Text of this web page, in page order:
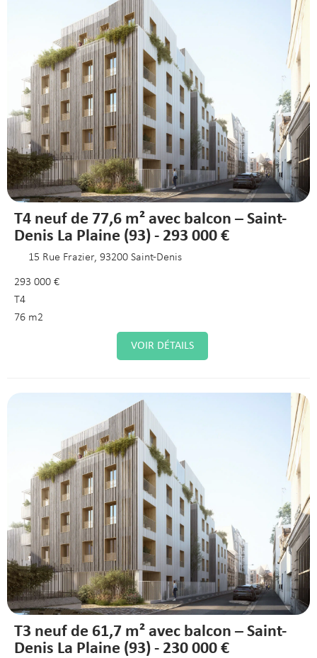
T4 neuf de 77,6 m² avec balcon – Saint-
Denis La Plaine (93) - 293 000 €
15 Rue Frazier, 93200 Saint-Denis
293 000 €
T4
76 m2
VOIR DÉTAILS
T3 neuf de 61,7 m² avec balcon – Saint-
Denis La Plaine (93) - 230 000 €